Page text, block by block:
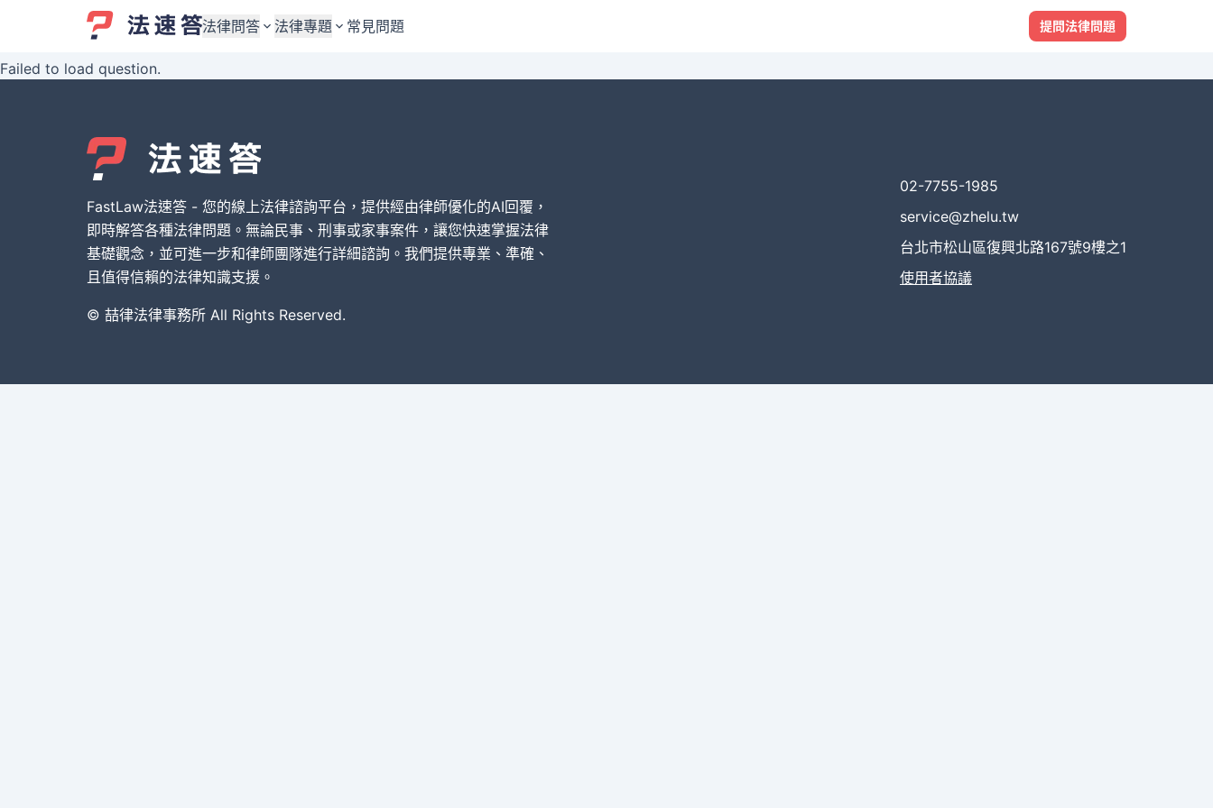
法律問答
婚姻與監護權
債務與債權
刑事犯罪案件
其他案件類型
法律專題
婚姻與監護權
債務與債權
刑事犯罪案件
其他案件類型
常見問題 提問法律問題
Failed to load question.
FastLaw法速答 - 您的線上法律諮詢平台，提供經由律師優化的AI回覆，
即時解答各種法律問題。無論民事、刑事或家事案件，讓您快速掌握法律
基礎觀念，並可進一步和律師團隊進行詳細諮詢。我們提供專業、準確、
且值得信賴的法律知識支援。
© 喆律法律事務所 All Rights Reserved.
02-7755-1985
service@zhelu.tw
台北市松山區復興北路167號9樓之1
使用者協議